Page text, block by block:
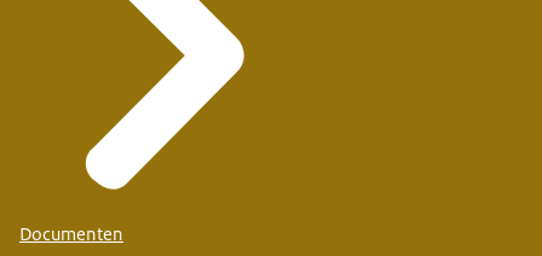
Documenten